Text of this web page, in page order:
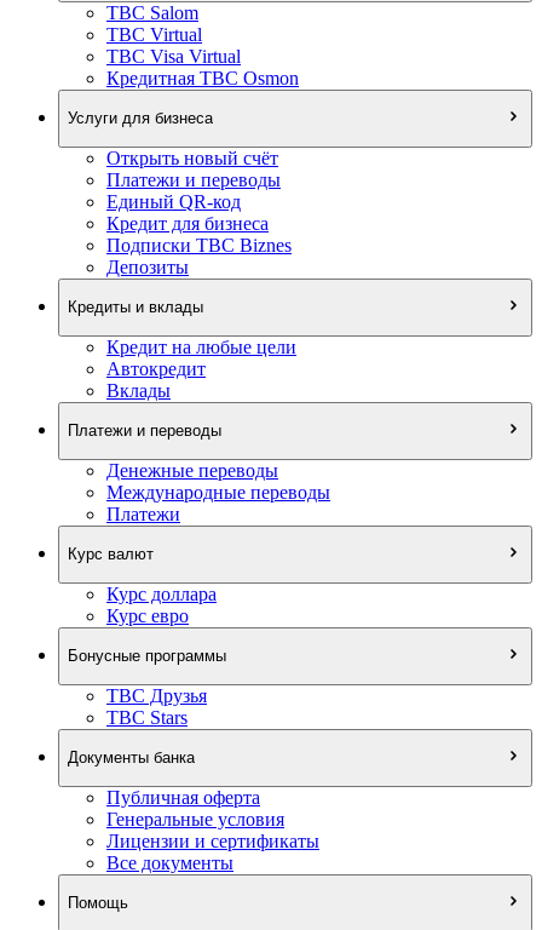
TBC Salom
TBC Virtual
TBC Visa Virtual
Кредитная TBC Osmon
Услуги для бизнеса
Открыть новый счёт
Платежи и переводы
Единый QR-код
Кредит для бизнеса
Подписки TBC Biznes
Депозиты
Кредиты и вклады
Кредит на любые цели
Автокредит
Вклады
Платежи и переводы
Денежные переводы
Международные переводы
Платежи
Курс валют
Курс доллара
Курс евро
Бонусные программы
TBC Друзья
TBC Stars
Документы банка
Публичная оферта
Генеральные условия
Лицензии и сертификаты
Все документы
Помощь